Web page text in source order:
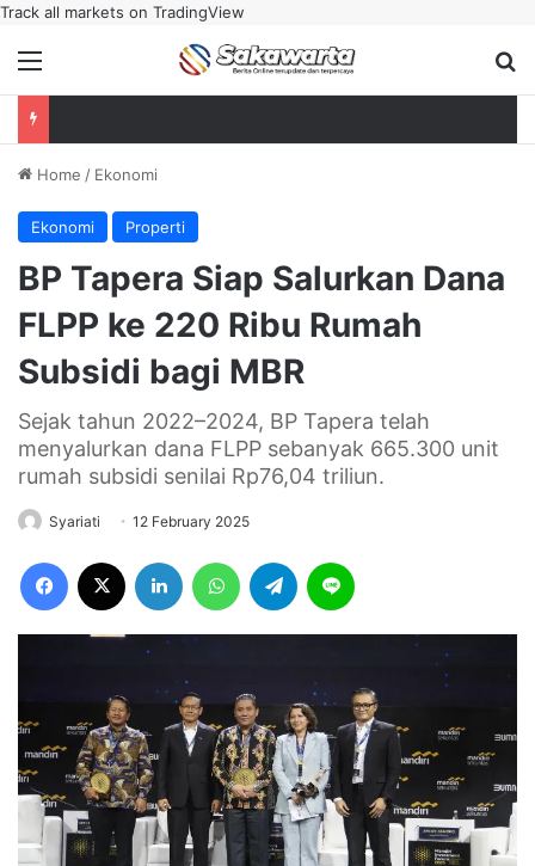
Track all markets on TradingView
Menu
Home / Ekonomi
Ekonomi Properti
BP Tapera Siap Salurkan Dana
FLPP ke 220 Ribu Rumah
Subsidi bagi MBR
Sejak tahun 2022–2024, BP Tapera telah
menyalurkan dana FLPP sebanyak 665.300 unit
rumah subsidi senilai Rp76,04 triliun.
Syariati 12 February 2025
Facebook LinkedIn WhatsAppTelegram